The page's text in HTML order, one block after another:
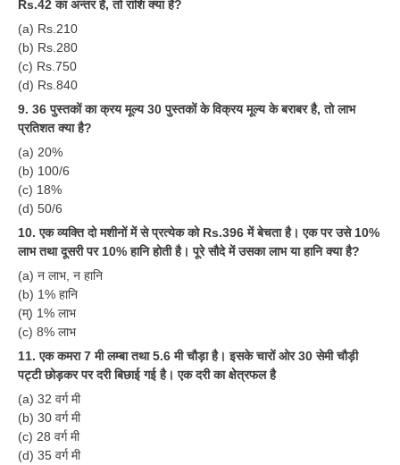
RRB NTPC (Tier-1) परीक्षा पेपर
RRB ALP Exam Papers
Mock Test for Junior Engineers
GK Papers
PARAMEDICAL
PARAMEDICAL PDF Study Notes
PARAMEDICAL Syllabus
PARAMEDICAL Apply Online
हिंदी
RRB एनटीपीसी - NTPC
Rs.42 का अन्तर है, तो राशि क्या है?
(a) Rs.210
(b) Rs.280
(c) Rs.750
(d) Rs.840
9. 36 पुस्तकों का क्रय मूल्य 30 पुस्तकों के विक्रय मूल्य के बराबर है, तो लाभ
प्रतिशत क्या है?
(a) 20%
(b) 100/6
(c) 18%
(d) 50/6
10. एक व्यक्ति दो मशीनों में से प्रत्येक को Rs.396 में बेचता है। एक पर उसे 10%
लाभ तथा दूसरी पर 10% हानि होती है। पूरे सौदे में उसका लाभ या हानि क्या है?
(a) न लाभ, न हानि
(b) 1% हानि
(म्) 1% लाभ
(c) 8% लाभ
11. एक कमरा 7 मी लम्बा तथा 5.6 मी चौड़ा है। इसके चारों ओर 30 सेमी चौड़ी
पट्टी छोड़कर पर दरी बिछाई गई है। एक दरी का क्षेत्रफल है
(a) 32 वर्ग मी
(b) 30 वर्ग मी
(c) 28 वर्ग मी
(d) 35 वर्ग मी